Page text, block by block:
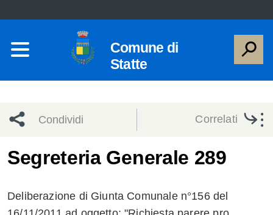
Comune di
Statte
Condividi
network
Condividi
Condividi
Facebook
su
Condividi
Correlati
Segreteria Generale 289
Deliberazione di Giunta Comunale n°156 del